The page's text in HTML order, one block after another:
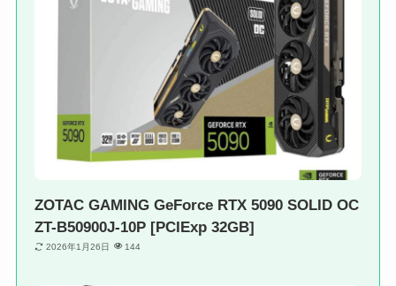
ZOTAC GAMING GeForce RTX 5090 SOLID OC
ZT-B50900J-10P [PCIExp 32GB]
2026年1月26日 144